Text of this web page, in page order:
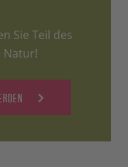
Sie Teil des
Natur!